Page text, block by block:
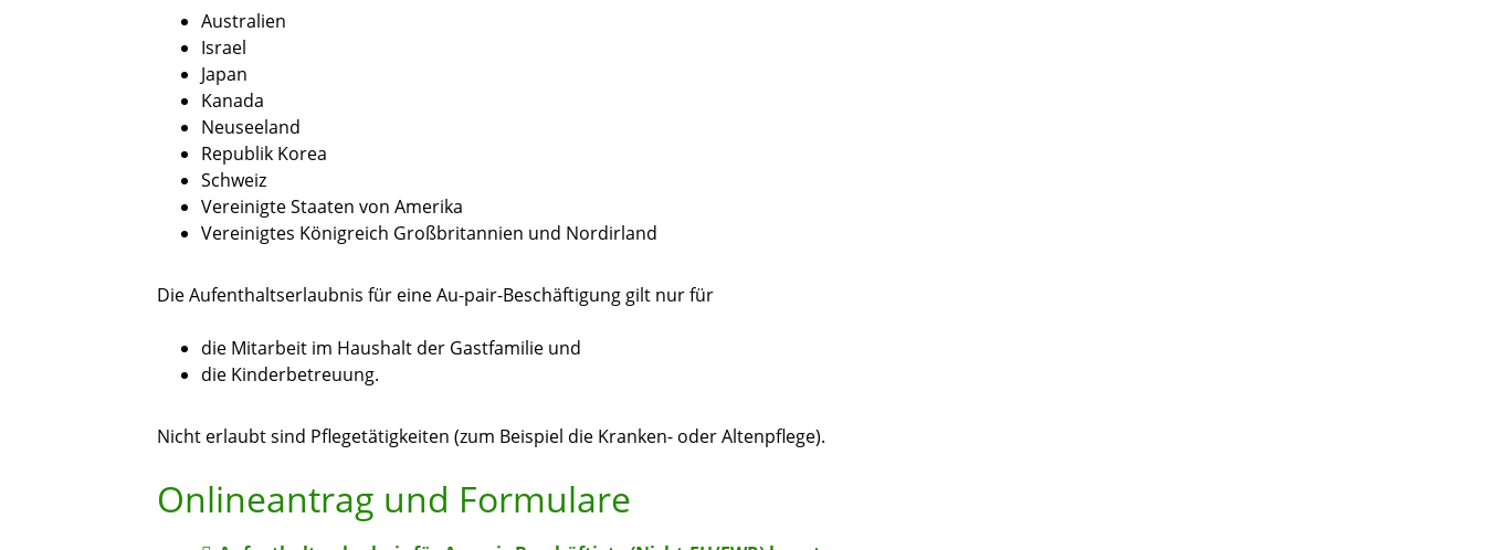
Australien
Israel
Japan
Kanada
Neuseeland
Republik Korea
Schweiz
Vereinigte Staaten von Amerika
Vereinigtes Königreich Großbritannien und Nordirland
Die Aufenthaltserlaubnis für eine Au-pair-Beschäftigung gilt nur für
die Mitarbeit im Haushalt der Gastfamilie und
die Kinderbetreuung.
Nicht erlaubt sind Pflegetätigkeiten (zum Beispiel die Kranken- oder Altenpflege).
Onlineantrag und Formulare